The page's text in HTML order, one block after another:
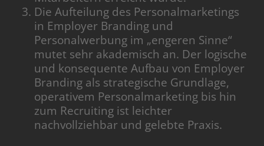
Die Aufteilung des Personalmarketings
in Employer Branding und
Personalwerbung im „engeren Sinne“
mutet sehr akademisch an. Der logische
und konsequente Aufbau von Employer
Branding als strategische Grundlage,
operativem Personalmarketing bis hin
zum Recruiting ist leichter
nachvollziehbar und gelebte Praxis.